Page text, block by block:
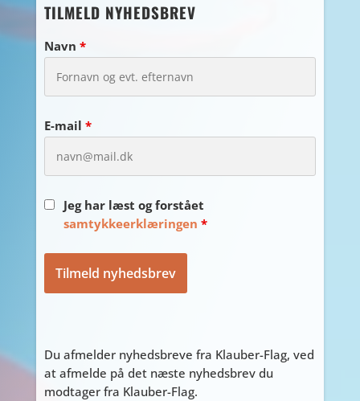
TILMELD NYHEDSBREV
Navn *
E-mail *
Jeg har læst og forstået
samtykkeerklæringen *
Du afmelder nyhedsbreve fra Klauber-Flag, ved
at afmelde på det næste nyhedsbrev du
modtager fra Klauber-Flag.